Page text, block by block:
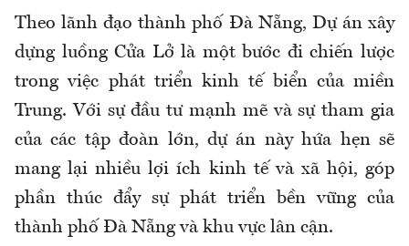
Theo lãnh đạo thành phố Đà Nẵng, Dự án xây
dựng luồng Cửa Lở là một bước đi chiến lược
trong việc phát triển kinh tế biển của miền
Trung. Với sự đầu tư mạnh mẽ và sự tham gia
của các tập đoàn lớn, dự án này hứa hẹn sẽ
mang lại nhiều lợi ích kinh tế và xã hội, góp
phần thúc đẩy sự phát triển bền vững của
thành phố Đà Nẵng và khu vực lân cận.